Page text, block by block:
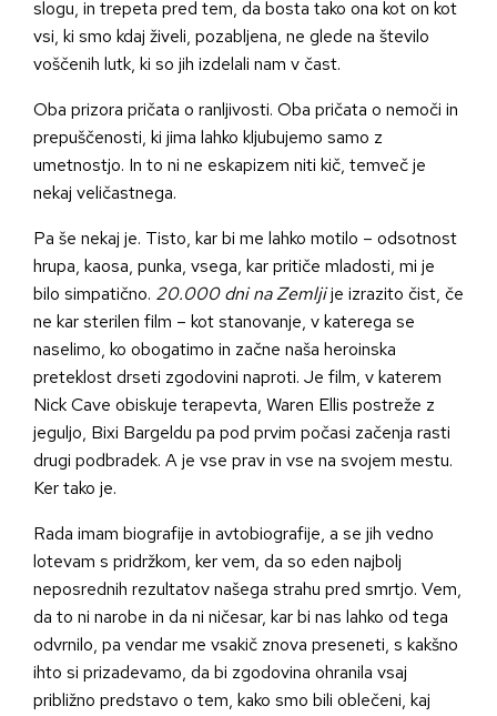
slogu, in trepeta pred tem, da bosta tako ona kot on kot
vsi, ki smo kdaj živeli, pozabljena, ne glede na število
voščenih lutk, ki so jih izdelali nam v čast.
Oba prizora pričata o ranljivosti. Oba pričata o nemoči in
prepuščenosti, ki jima lahko kljubujemo samo z
umetnostjo. In to ni ne eskapizem niti kič, temveč je
nekaj veličastnega.
Pa še nekaj je. Tisto, kar bi me lahko motilo – odsotnost
hrupa, kaosa, punka, vsega, kar pritiče mladosti, mi je
bilo simpatično. 20.000 dni na Zemljije izrazito čist, če
ne kar sterilen film – kot stanovanje, v katerega se
naselimo, ko obogatimo in začne naša heroinska
preteklost drseti zgodovini naproti. Je film, v katerem
Nick Cave obiskuje terapevta, Waren Ellis postreže z
jeguljo, Bixi Bargeldu pa pod prvim počasi začenja rasti
drugi podbradek. A je vse prav in vse na svojem mestu.
Ker tako je.
Rada imam biografije in avtobiografije, a se jih vedno
lotevam s pridržkom, ker vem, da so eden najbolj
neposrednih rezultatov našega strahu pred smrtjo. Vem,
da to ni narobe in da ni ničesar, kar bi nas lahko od tega
odvrnilo, pa vendar me vsakič znova preseneti, s kakšno
ihto si prizadevamo, da bi zgodovina ohranila vsaj
približno predstavo o tem, kako smo bili oblečeni, kaj